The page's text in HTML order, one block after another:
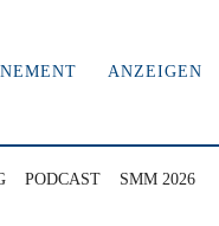
ANZEIGEN
PODCAST SMM 2026